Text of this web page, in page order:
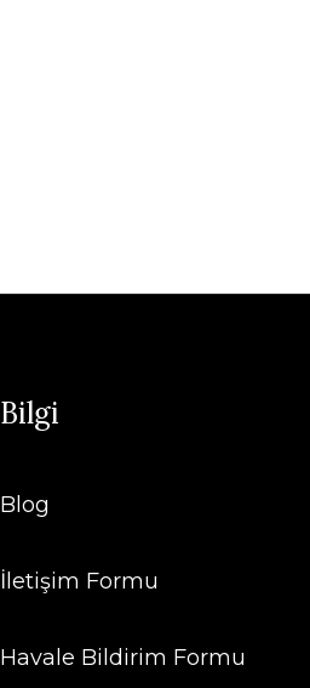
Bilgi
Blog
İletişim Formu
Havale Bildirim Formu